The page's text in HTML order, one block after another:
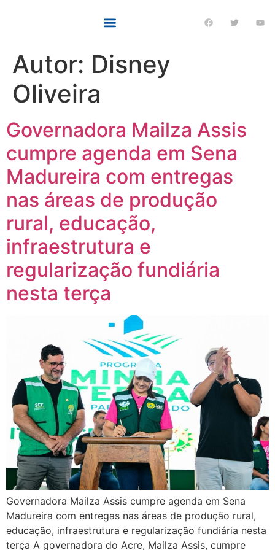
Autor: Disney
Oliveira
Governadora Mailza Assis
cumpre agenda em Sena
Madureira com entregas
nas áreas de produção
rural, educação,
infraestrutura e
regularização fundiária
nesta terça
Governadora Mailza Assis cumpre agenda em Sena
Madureira com entregas nas áreas de produção rural,
educação, infraestrutura e regularização fundiária nesta
terça A governadora do Acre, Mailza Assis, cumpre